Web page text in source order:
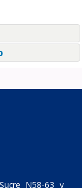
N58-63 y